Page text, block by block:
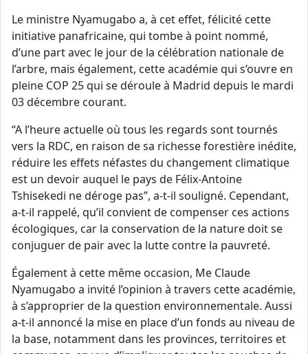
Le ministre Nyamugabo a, à cet effet, félicité cette
initiative panafricaine, qui tombe à point nommé,
d’une part avec le jour de la célébration nationale de
l’arbre, mais également, cette académie qui s’ouvre en
pleine COP 25 qui se déroule à Madrid depuis le mardi
03 décembre courant.
“A l’heure actuelle où tous les regards sont tournés
vers la RDC, en raison de sa richesse forestière inédite,
réduire les effets néfastes du changement climatique
est un devoir auquel le pays de Félix-Antoine
Tshisekedi ne déroge pas”, a-t-il souligné. Cependant,
a-t-il rappelé, qu’il convient de compenser ces actions
écologiques, car la conservation de la nature doit se
conjuguer de pair avec la lutte contre la pauvreté.
Également à cette même occasion, Me Claude
Nyamugabo a invité l’opinion à travers cette académie,
à s’approprier de la question environnementale. Aussi
a-t-il annoncé la mise en place d’un fonds au niveau de
la base, notamment dans les provinces, territoires et